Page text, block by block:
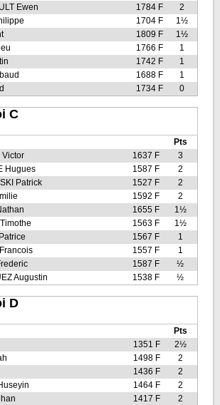
Ewen 1784 F
2
1704 F
1½
1809 F
1½
1766 F
1
1742 F
1
1688 F
1
1734 F 0
C
Pts
Victor 1637 F
3
Hugues 1587 F
2
Patrick 1527 F
2
1592 F
2
1655 F
1½
1563 F
1½
1567 F
1
1557 F
1
1587 F
½
Augustin 1538 F ½
D
Pts
1351 F
2½
1498 F
2
1436 F
2
1464 F
2
1417 F
2